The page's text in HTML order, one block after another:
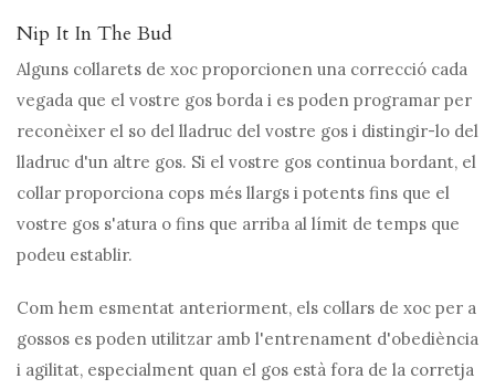
Nip It In The Bud
Alguns collarets de xoc proporcionen una correcció cada
vegada que el vostre gos borda i es poden programar per
reconèixer el so del lladruc del vostre gos i distingir-lo del
lladruc d'un altre gos. Si el vostre gos continua bordant, el
collar proporciona cops més llargs i potents fins que el
vostre gos s'atura o fins que arriba al límit de temps que
podeu establir.
Com hem esmentat anteriorment, els collars de xoc per a
gossos es poden utilitzar amb l'entrenament d'obediència
i agilitat, especialment quan el gos està fora de la corretja